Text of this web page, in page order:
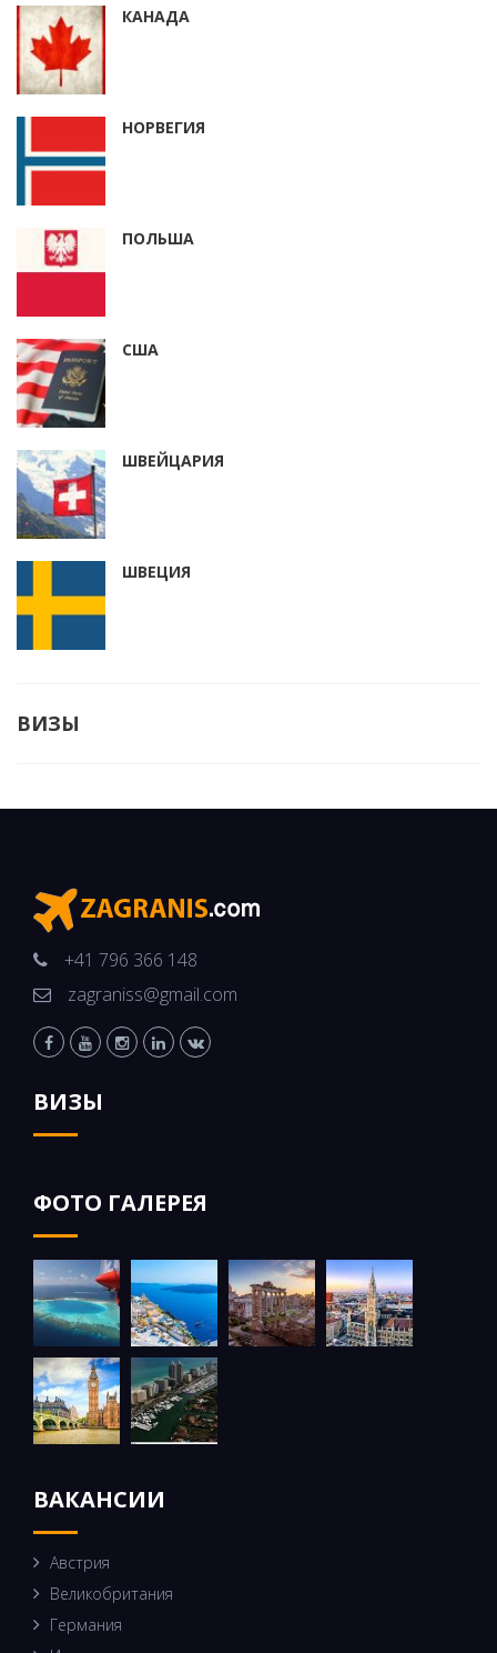
КАНАДА
НОРВЕГИЯ
ПОЛЬША
США
ШВЕЙЦАРИЯ
ШВЕЦИЯ
ВИЗЫ
+41 796 366 148
zagraniss@gmail.com
ВИЗЫ
ФОТО ГАЛЕРЕЯ
ВАКАНСИИ
Австрия
Великобритания
Германия